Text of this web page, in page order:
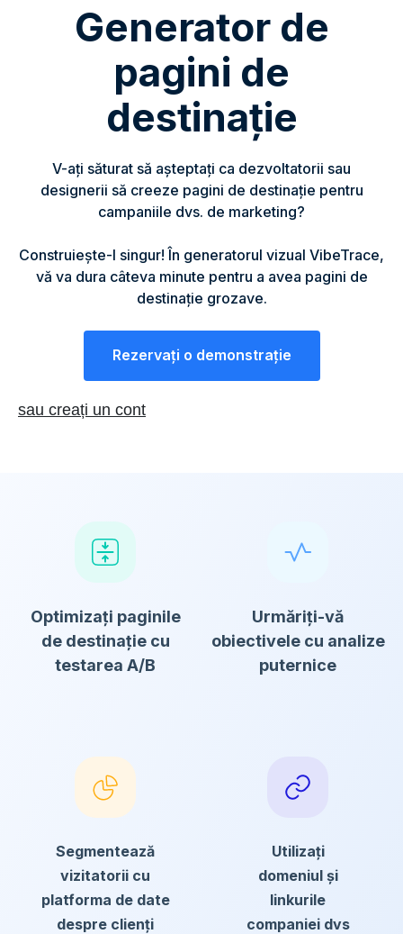
Generator de
pagini de
destinație
V-ați săturat să așteptați ca dezvoltatorii sau
designerii să creeze pagini de destinație pentru
campaniile dvs. de marketing?
Construiește-l singur! În generatorul vizual VibeTrace,
vă va dura câteva minute pentru a avea pagini de
destinație grozave.
Rezervați o demonstrație
sau creați un cont
Optimizați paginile
de destinație cu
testarea A/B
Urmăriți-vă
obiectivele cu analize
puternice
Segmentează
vizitatorii cu
platforma de date
despre clienți
Utilizați
domeniul și
linkurile
companiei dvs